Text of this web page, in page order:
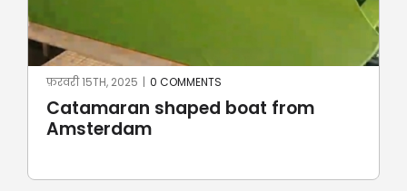
Robotic stone milling by
UnionRobot
जून 23RD, 2024 | 0 COMMENTS